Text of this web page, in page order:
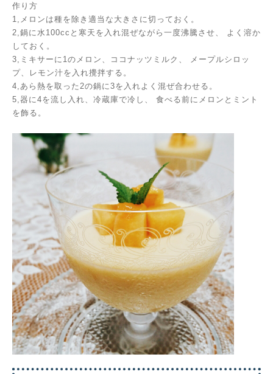
作り方
1,メロンは種を除き適当な大きさに切っておく。
2,鍋に水100ccと寒天を入れ混ぜながら一度沸騰させ、
よく溶か
しておく。
3,ミキサーに1のメロン、ココナッツミルク、
メープルシロッ
プ、レモン汁を入れ攪拌する。
4,あら熱を取った2の鍋に3を入れよく混ぜ合わせる。
5,器に4を流し入れ、冷蔵庫で冷し、 食べる前にメロンとミント
を飾る。